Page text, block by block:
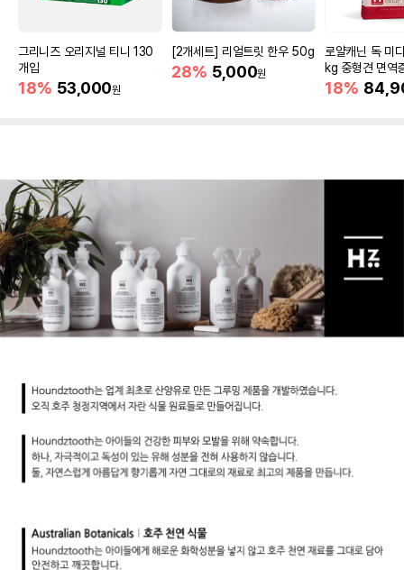
그리니즈 오리지널 티니 130
개입
18% 53,000원
[2개세트] 리얼트릿 한우 50g
28% 5,000원
로얄캐닌 독 미
kg 중형견 면역
18%